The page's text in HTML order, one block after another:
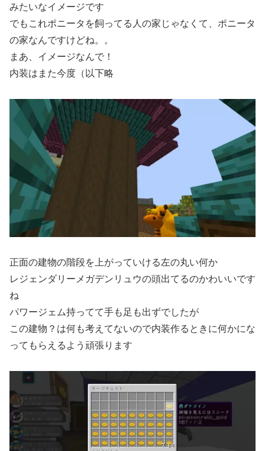
みたいなイメージです
でもこれポニータを飼ってる人の家じゃなくて、ポニータ
の家なんですけどね。。
まあ、イメージなんで！
内装はまた今度（以下略
正面の建物の階段を上がっていける左の丸い何か
レジェンダリーメガデンリュウの頭出てるのかわいいです
ね
パワージェム持ってて手も足も出ずでしたが
この建物？は何も考えてないので内装作るときに何かにな
ってもらえるよう頑張ります